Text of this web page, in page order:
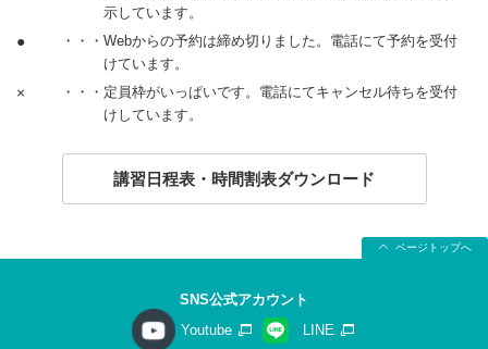
示しています。
●
・・・Webからの予約は締め切りました。電話にて予約を受付
けています。
×
・・・定員枠がいっぱいです。電話にてキャンセル待ちを受付
けしています。
講習日程表・時間割表ダウンロード
ページトップへ
SNS公式アカウント
Youtube
LINE